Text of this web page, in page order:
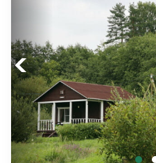
Previous